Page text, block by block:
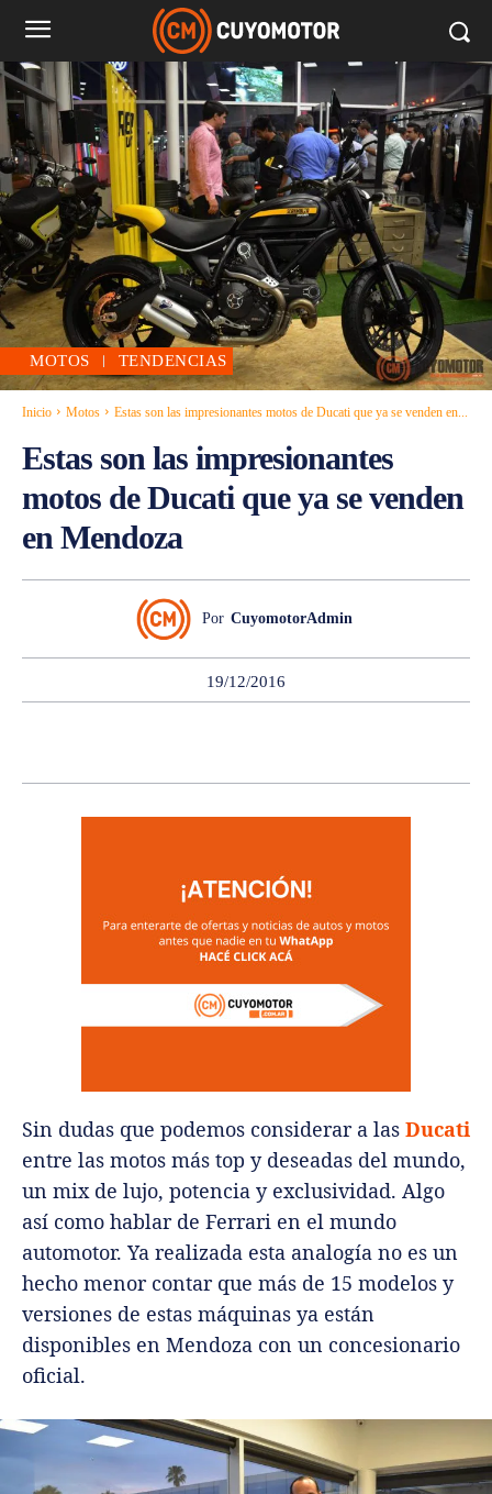
MOTOS TENDENCIAS
Inicio Motos Estas son las impresionantes motos de Ducati que ya se venden en...
Estas son las impresionantes
motos de Ducati que ya se venden
en Mendoza
Por CuyomotorAdmin
19/12/2016
Sin dudas que podemos considerar a las Ducati
entre las motos más top y deseadas del mundo,
un mix de lujo, potencia y exclusividad. Algo
así como hablar de Ferrari en el mundo
automotor. Ya realizada esta analogía no es un
hecho menor contar que más de 15 modelos y
versiones de estas máquinas ya están
disponibles en Mendoza con un concesionario
oficial.